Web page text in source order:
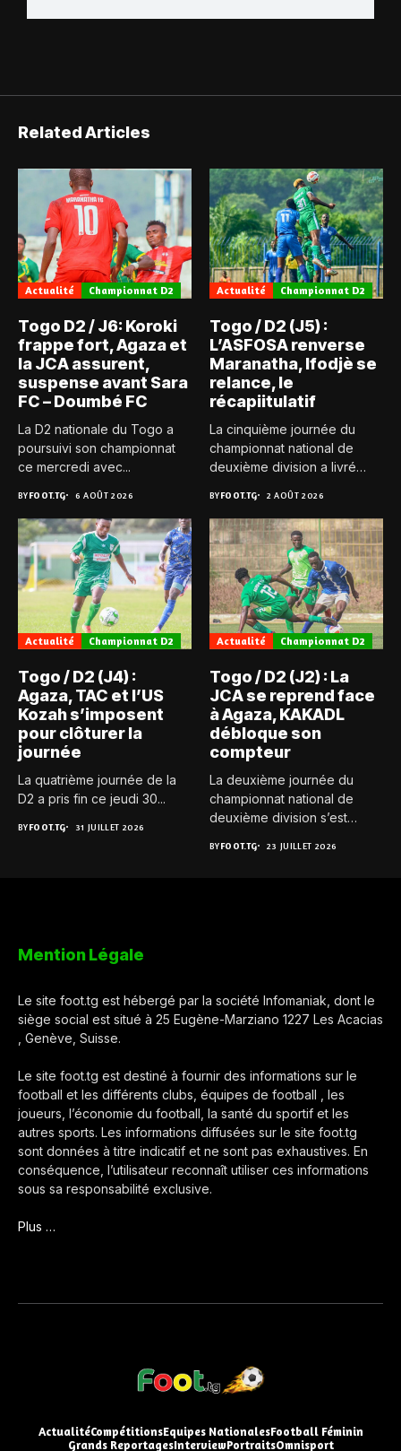
Related Articles
Actualité Championnat D2
Togo D2 / J6: Koroki
frappe fort, Agaza et
la JCA assurent,
suspense avant Sara
FC – Doumbé FC
La D2 nationale du Togo a
poursuivi son championnat
ce mercredi avec...
BYFOOT.TG 6 AOÛT 2026
Actualité Championnat D2
Togo / D2 (J5) :
L’ASFOSA renverse
Maranatha, Ifodjè se
relance, le
récapiitulatif
La cinquième journée du
championnat national de
deuxième division a livré
BYFOOT.TG 2 AOÛT 2026
Actualité Championnat D2
Togo / D2 (J4) :
Agaza, TAC et l’US
Kozah s’imposent
pour clôturer la
journée
La quatrième journée de la
D2 a pris fin ce jeudi 30...
BYFOOT.TG 31 JUILLET 2026
Actualité Championnat D2
Togo / D2 (J2) : La
JCA se reprend face
à Agaza, KAKADL
débloque son
compteur
La deuxième journée du
championnat national de
deuxième division s’est
BYFOOT.TG 23 JUILLET 2026
Mention Légale
Le site foot.tg est hébergé par la société Infomaniak, dont le
siège social est situé à 25 Eugène-Marziano 1227 Les Acacias
, Genève, Suisse.
Le site foot.tg est destiné à fournir des informations sur le
football et les différents clubs, équipes de football , les
joueurs, l’économie du football, la santé du sportif et les
autres sports. Les informations diffusées sur le site foot.tg
sont données à titre indicatif et ne sont pas exhaustives. En
conséquence, l’utilisateur reconnaît utiliser ces informations
sous sa responsabilité exclusive.
Plus …
ActualitéCompétitionsEquipes NationalesFootball Féminin
Grands ReportagesInterviewPortraitsOmnisport